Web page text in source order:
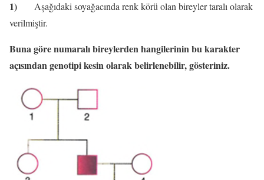
1)
Aşağıdaki soyağacında renk körü olan bireyler taralı olarak
verilmiştir.
Buna göre numaralı bireylerden hangilerinin bu karakter
açısından genotipi kesin olarak belirlenebilir, gösteriniz.